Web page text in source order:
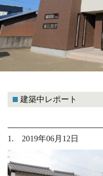
建築中レポート
1. 2019年06月12日